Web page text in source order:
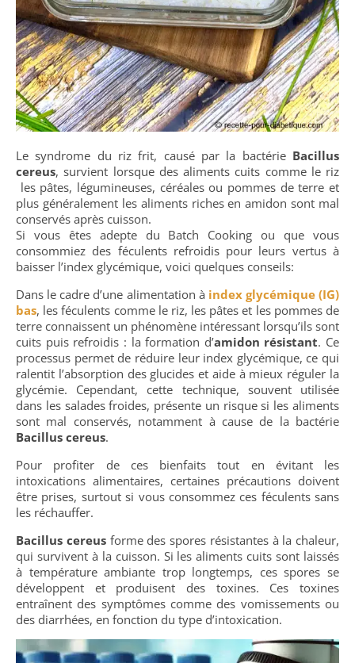
Le syndrome du riz frit, causé par la bactérie Bacillus
cereus, survient lorsque des aliments cuits comme le riz
les pâtes, légumineuses, céréales ou pommes de terre et
plus généralement les aliments riches en amidon sont mal
conservés après cuisson.
Si vous êtes adepte du Batch Cooking ou que vous
consommiez des féculents refroidis pour leurs vertus à
baisser l’index glycémique, voici quelques conseils:
Dans le cadre d’une alimentation à index glycémique (IG)
bas, les féculents comme le riz, les pâtes et les pommes de
terre connaissent un phénomène intéressant lorsqu’ils sont
cuits puis refroidis : la formation d’amidon résistant. Ce
processus permet de réduire leur index glycémique, ce qui
ralentit l’absorption des glucides et aide à mieux réguler la
glycémie. Cependant, cette technique, souvent utilisée
dans les salades froides, présente un risque si les aliments
sont mal conservés, notamment à cause de la bactérie
Bacillus cereus.
Pour profiter de ces bienfaits tout en évitant les
intoxications alimentaires, certaines précautions doivent
être prises, surtout si vous consommez ces féculents sans
les réchauffer.
Bacillus cereusforme des spores résistantes à la chaleur,
qui survivent à la cuisson. Si les aliments cuits sont laissés
à température ambiante trop longtemps, ces spores se
développent et produisent des toxines. Ces toxines
entraînent des symptômes comme des vomissements ou
des diarrhées, en fonction du type d’intoxication.